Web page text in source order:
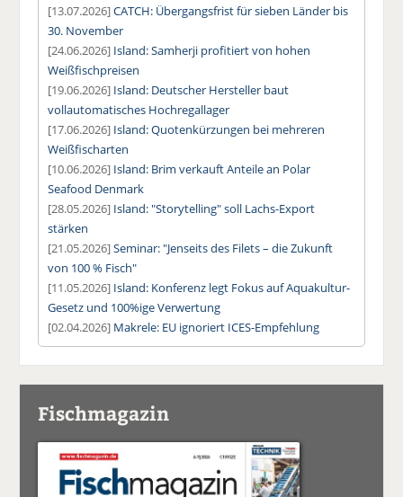
[13.07.2026]CATCH: Übergangsfrist für sieben Länder bis
30. November
[24.06.2026] Island: Samherji profitiert von hohen
Weißfischpreisen
[19.06.2026] Island: Deutscher Hersteller baut
vollautomatisches Hochregallager
[17.06.2026] Island: Quotenkürzungen bei mehreren
Weißfischarten
[10.06.2026] Island: Brim verkauft Anteile an Polar
Seafood Denmark
[28.05.2026] Island: "Storytelling" soll Lachs-Export
stärken
[21.05.2026]Seminar: "Jenseits des Filets – die Zukunft
von 100 % Fisch"
[11.05.2026] Island: Konferenz legt Fokus auf Aquakultur-
Gesetz und 100%ige Verwertung
[02.04.2026] Makrele: EU ignoriert ICES-Empfehlung
Fischmagazin